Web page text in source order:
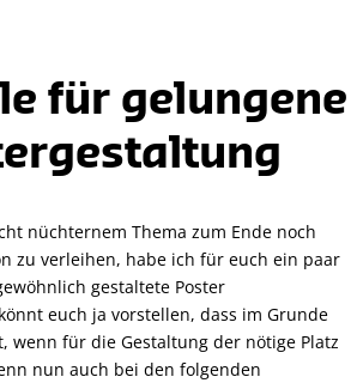
für gelungene
nüchternem Thema zum Ende noch
zu verleihen, habe ich für euch ein paar
gestaltete Poster
euch ja vorstellen, dass im Grunde
wenn für die Gestaltung der nötige Platz
nun auch bei den folgenden